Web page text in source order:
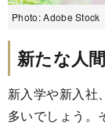
Photo: Adobe Stock
新たな人
新入学や新入社
多いでしょう。